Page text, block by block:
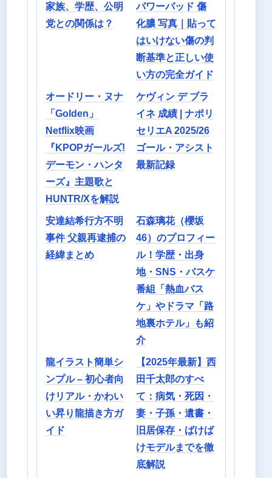
家族、学歴、公明
党との関係は？
パワーパッド 傷
化膿 写真｜貼って
はいけない傷の判
断基準と正しい使
い方の完全ガイド
オードリー・ヌナ
「Golden」
Netflix映画
『KPOPガールズ!
デーモン・ハンタ
ーズ』主題歌と
HUNTR/Xを解説
ケヴィン デ ブラ
イネ 成績 | ナポリ
セリエA 2025/26
ゴール・アシスト
最新記録
安達結希行方不明
事件 父親再逮捕の
経緯まとめ
石森璃花（櫻坂
46）のプロフィー
ル！学歴・出身
地・SNS・バスケ
番組「熱血バス
ケ」やドラマ「路
地裏ホテル」も紹
介
龍イラスト簡単シ
ンプル – 初心者向
けリアル・かわい
い昇り龍描き方ガ
イド
【2025年最新】西
田千太郎のすべ
て：病気・死因・
妻・子孫・遺書・
旧居保存・ばけば
けモデルまでを徹
底解説